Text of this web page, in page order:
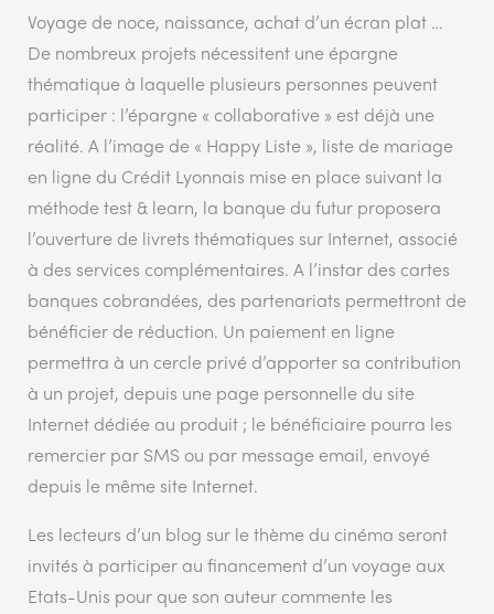
Voyage de noce, naissance, achat d’un écran plat …
De nombreux projets nécessitent une épargne
thématique à laquelle plusieurs personnes peuvent
participer : l’épargne « collaborative » est déjà une
réalité. A l’image de « Happy Liste », liste de mariage
en ligne du Crédit Lyonnais mise en place suivant la
méthode test & learn, la banque du futur proposera
l’ouverture de livrets thématiques sur Internet, associé
à des services complémentaires. A l’instar des cartes
banques cobrandées, des partenariats permettront de
bénéficier de réduction. Un paiement en ligne
permettra à un cercle privé d’apporter sa contribution
à un projet, depuis une page personnelle du site
Internet dédiée au produit ; le bénéficiaire pourra les
remercier par SMS ou par message email, envoyé
depuis le même site Internet.
Les lecteurs d’un blog sur le thème du cinéma seront
invités à participer au financement d’un voyage aux
Etats-Unis pour que son auteur commente les